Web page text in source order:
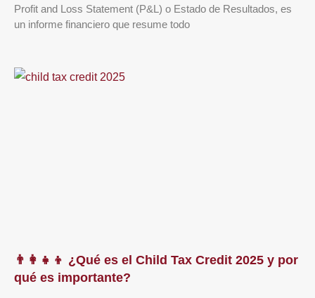
Profit and Loss Statement (P&L) o Estado de Resultados, es
un informe financiero que resume todo
👨‍👩‍👧‍👦 ¿Qué es el Child Tax Credit 2025 y por
qué es importante?